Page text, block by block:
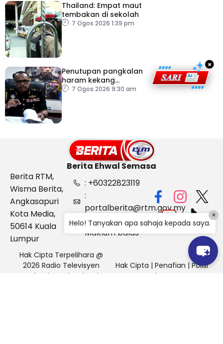
Thailand: Empat maut
tembakan di sekolah
7 Ogos 2026 1:39 pm
Penutupan pangkalan
haram kekang
penyeludupan di
7 Ogos 2026 9:30 am
×
Berita Ehwal Semasa
Berita RTM,
Wisma Berita,
Angkasapuri
Kota Media,
50614 Kuala
Lumpur
: +60322823119
:
portalberita@rtm.gov.my
: Aduan &
Maklum balas
Hak Cipta Terpelihara @
2026 Radio Televisyen
Malaysia, Berita Ehwal
Hak Cipta | Penafian | Polisi
Keselamatan
Helo! Tanyakan apa sahaja kepada saya.
×